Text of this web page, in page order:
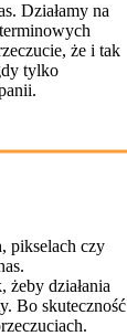
Działamy na
że i tak
tylko
pikselach czy
działania
Bo skuteczność